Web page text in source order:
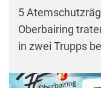
5
Oberbairing
in zwei Trupps